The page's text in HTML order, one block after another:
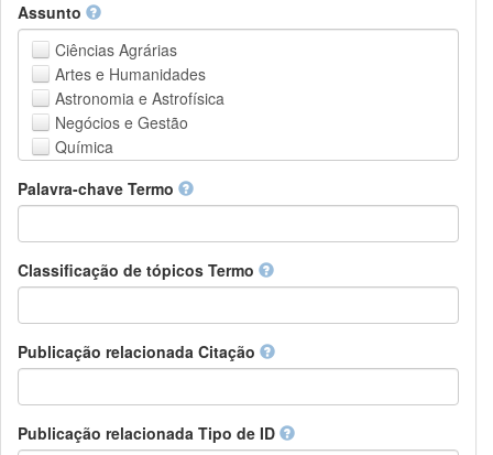
Assunto
Ciências Agrárias
Artes e Humanidades
Astronomia e Astrofísica
Negócios e Gestão
Química
Ciências da Terra e do meio ambiente
Direito
Ciências matemáticas
Medicina, Saúde e Ciências da Vida
Ciências Sociais
Outros
Palavra-chave Termo
Classificação de tópicos Termo
Publicação relacionada Citação
Publicação relacionada Tipo de ID